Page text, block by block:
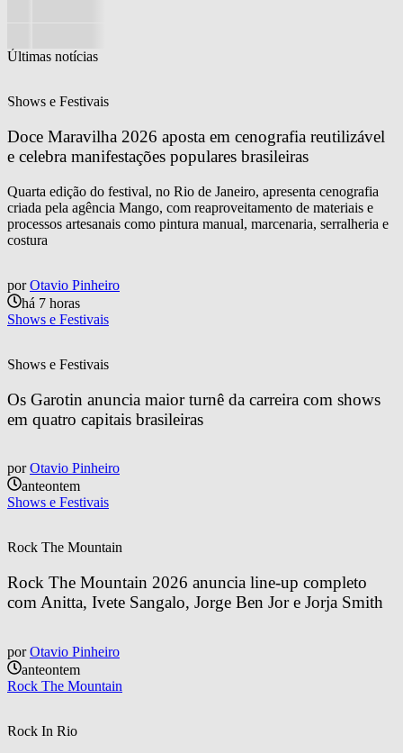
Últimas notícias
Shows e Festivais
Doce Maravilha 2026 aposta em cenografia reutilizável
e celebra manifestações populares brasileiras
Quarta edição do festival, no Rio de Janeiro, apresenta cenografia
criada pela agência Mango, com reaproveitamento de materiais e
processos artesanais como pintura manual, marcenaria, serralheria e
costura
por Otavio Pinheiro
há 7 horas
Shows e Festivais
Shows e Festivais
Os Garotin anuncia maior turnê da carreira com shows
em quatro capitais brasileiras
por Otavio Pinheiro
anteontem
Shows e Festivais
Rock The Mountain
Rock The Mountain 2026 anuncia line-up completo
com Anitta, Ivete Sangalo, Jorge Ben Jor e Jorja Smith
por Otavio Pinheiro
anteontem
Rock The Mountain
Rock In Rio